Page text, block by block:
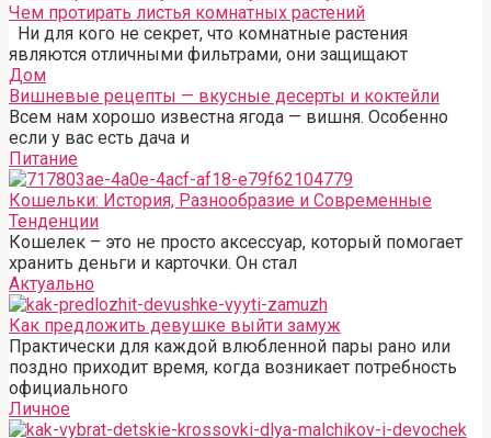
Чем протирать листья комнатных растений
Ни для кого не секрет, что комнатные растения
являются отличными фильтрами, они защищают
Дом
Вишневые рецепты — вкусные десерты и коктейли
Всем нам хорошо известна ягода — вишня. Особенно
если у вас есть дача и
Питание
Кошельки: История, Разнообразие и Современные
Тенденции
Кошелек – это не просто аксессуар, который помогает
хранить деньги и карточки. Он стал
Актуально
Как предложить девушке выйти замуж
Практически для каждой влюбленной пары рано или
поздно приходит время, когда возникает потребность
официального
Личное